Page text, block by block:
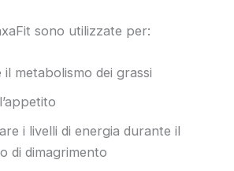
sono utilizzate per:
il metabolismo dei grassi
i livelli di energia durante il
di dimagrimento